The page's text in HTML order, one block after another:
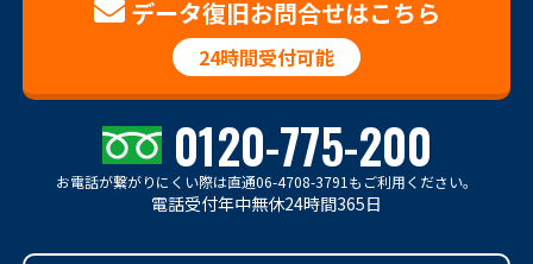
データ復旧お問合せはこちら
24時間受付可能
0120-775-200
お電話が繋がりにくい際は直通06-4708-3791もご利用ください。
電話受付年中無休24時間365日